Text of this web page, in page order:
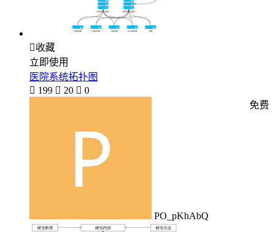
收藏
立即使用
医院系统拓扑图
 199  20  0
PO_pKhAbQ
免费